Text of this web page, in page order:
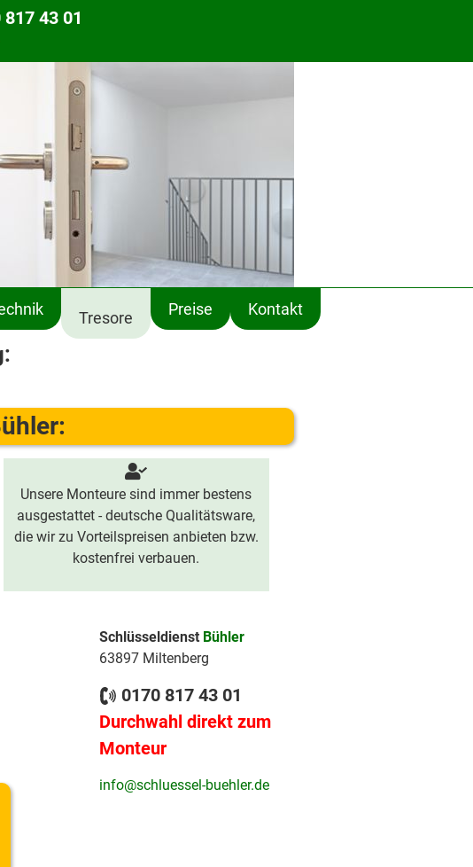
817 43 01
Tresore Preise Kontakt
Unsere Monteure sind immer bestens
ausgestattet - deutsche Qualitätsware,
die wir zu Vorteilspreisen anbieten bzw.
kostenfrei verbauen.
Schlüsseldienst Bühler
63897 Miltenberg
0170 817 43 01
Durchwahl direkt zum
Monteur
info@schluessel-buehler.de